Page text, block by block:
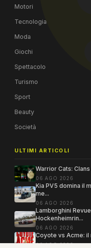
Motori
Tecnologia
Moda
Giochi
Spettacolo
Turismo
Sport
Beauty
Società
ULTIMI ARTICOLI
Warrior Cats:
06 AGO 2026
Kia PV5 domina il
me...
06 AGO 2026
Lamborghini
Hockenheimrin...
06 AGO 2026
Coyote vs Acme: il
06 AGO 2026